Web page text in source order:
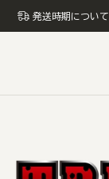
発送時期について